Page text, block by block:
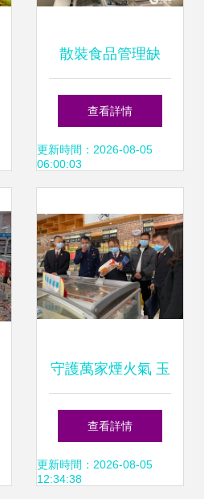
散裝食品管理缺
失，青島多家小超
市因銷售違規受罰
查看詳情
更新時間：2026-08-05
06:00:03
守護萬家煙火氣 玉
林、福綿檢市聯
動，筑牢冷鏈與散
查看詳情
更新時間：2026-08-05
12:34:38